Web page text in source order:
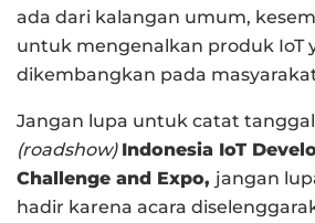
ada dari kalangan umum,
untuk mengenalkan produk IoT
dikembangkan pada
Jangan lupa untuk catat
(roadshow) Indonesia IoT
Challenge and Expo, jangan
hadir karena acara